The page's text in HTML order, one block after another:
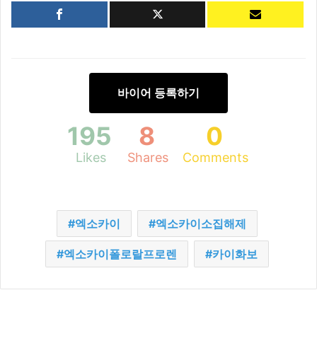
바이어 등록하기
195
Likes
8
Shares
0
Comments
엑소카이 엑소카이소집해제
엑소카이폴로랄프로렌 카이화보